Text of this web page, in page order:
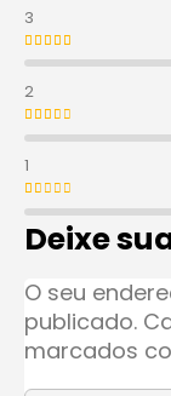
3
Avaliação3de 5
2
Avaliação2de 5
1
Avaliação1de 5
Deixe
O seu
publicado.
marcados